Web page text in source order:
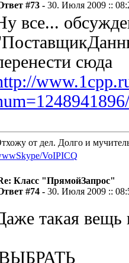
#73 - 30. Июля 2009 ::
все...
сюда
от дел. Долго и
Skype/VoIPICQ
Класс "ПрямойЗапрос"
#74 - 30. Июля 2009 ::
такая вещь